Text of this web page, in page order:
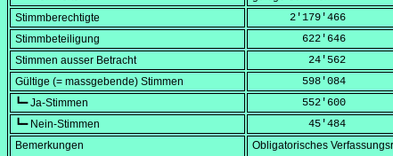
Stimmberechtigte
      2'179'466
Stimmbeteiligung
        622'646
Stimmen ausser Betracht
         24'562
Gültige (= massgebende) Stimmen
        598'084
┗━ Ja-Stimmen
        552'600
┗━ Nein-Stimmen
         45'484
Bemerkungen
Obligatorisches